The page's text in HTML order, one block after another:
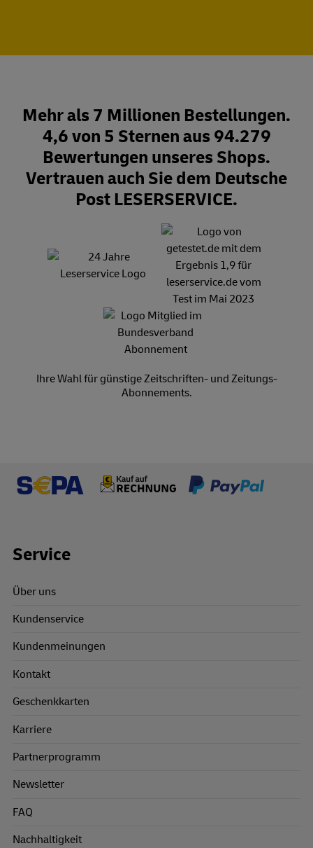
Mehr als 7 Millionen Bestellungen.
4,6 von 5 Sternen aus 94.279
Bewertungen unseres Shops.
Vertrauen auch Sie dem Deutsche
Post LESERSERVICE.
Ihre Wahl für günstige Zeitschriften- und Zeitungs-
Abonnements.
Footer Links
Service
Über uns
Kundenservice
Kundenmeinungen
Kontakt
Geschenkkarten
Karriere
Partnerprogramm
Newsletter
FAQ
Nachhaltigkeit